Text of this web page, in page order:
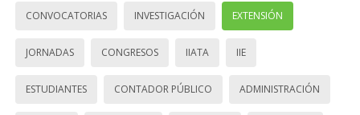
CONVOCATORIAS INVESTIGACIÓN EXTENSIÓN
JORNADAS CONGRESOS IIATA IIE
ESTUDIANTES CONTADOR PÚBLICO ADMINISTRACIÓN